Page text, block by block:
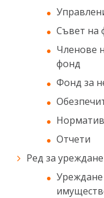
Съвет на
Членове
фонд
Фонд за
Отчети
Ред за